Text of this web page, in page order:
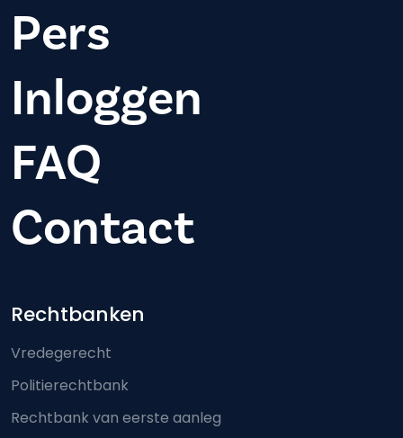
Pers
Inloggen
FAQ
Contact
Footer-menu
Rechtbanken
Vredegerecht
Politierechtbank
Rechtbank van eerste aanleg